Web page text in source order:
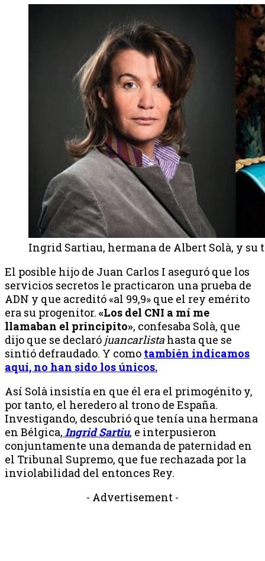
Ingrid Sartiau, hermana de Albert Solà, y su
El posible hijo de Juan Carlos I aseguró que los
servicios secretos le practicaron una prueba de
ADN y que acreditó «al 99,9» que el rey emérito
era su progenitor. «Los del CNI a mí me
llamaban el principito», confesaba Solà, que
dijo que se declaró juancarlista hasta que se
sintió defraudado. Y como también indicamos
aquí, no han sido los únicos.
Así Solà insistía en que él era el primogénito y,
por tanto, el heredero al trono de España.
Investigando, descubrió que tenía una hermana
en Bélgica, Ingrid Sartiu, e interpusieron
conjuntamente una demanda de paternidad en
el Tribunal Supremo, que fue rechazada por la
inviolabilidad del entonces Rey.
- Advertisement -